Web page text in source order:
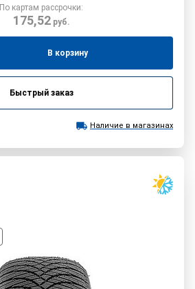
По картам рассрочки:
175,52руб.
В корзину
Быстрый заказ
Наличие в магазинах